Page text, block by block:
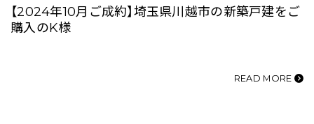
【2024年10月ご成約】埼玉県川越市の新築戸建をご
購入のK様
READ MORE